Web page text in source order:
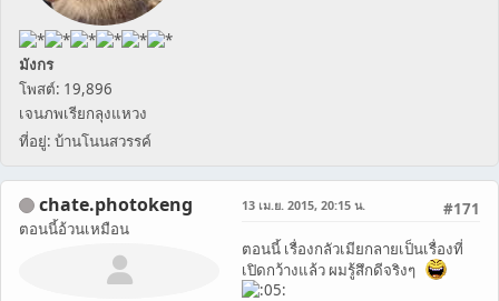
มังกร
โพสต์: 19,896
เจนภพเรียกลุงแหวง
ที่อยู่: บ้านโนนสวรรค์
chate.photokeng
ตอนนี้อ้วนเหมือน
#171
13 เม.ย. 2015, 20:15 น.
ตอนนี้ เรื่องกลัวเมียกลายเป็นเรื่องที่
เปิดกว้างแล้ว ผมรู้สึกดีจริงๆ